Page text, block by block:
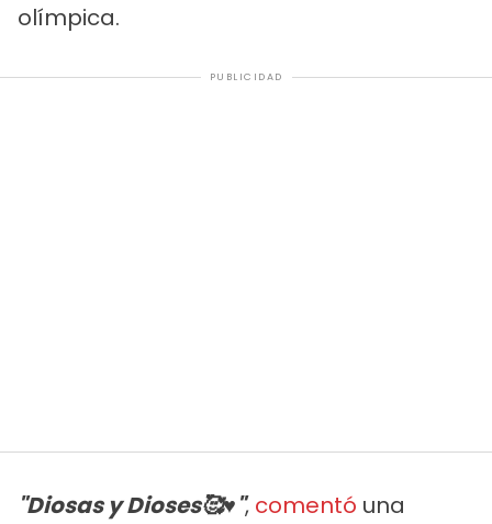
olímpica.
PUBLICIDAD
"Diosas y Dioses🥰♥️", comentó una